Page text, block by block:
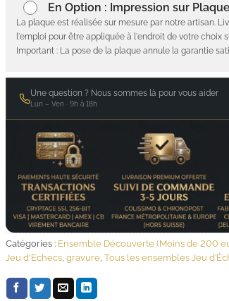
En Option : Impression sur
La plaque est réalisée sur mesure par notre artisan.
l'emploi pour être appliquée à l'endroit de votre choix
Important : La pose de la plaque annule la garantie
Une question ? Nous sommes là pour vous aider
Lun – Ven · 9h à 18h
Catégories : Ensemble Découverte (Moins de 200
Jeu d'Echecs, gravure, Tous les ensembles Jeu